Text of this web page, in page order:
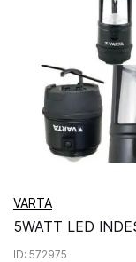
VARTA
5WATT LED
ID: 572975